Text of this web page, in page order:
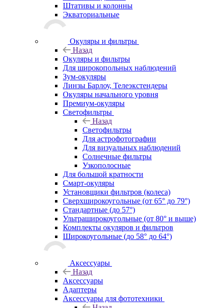
Штативы и колонны
Экваториальные
Окуляры и фильтры
Назад
Окуляры и фильтры
Для широкопольных наблюдений
Зум-окуляры
Линзы Барлоу, Телеэкстендеры
Окуляры начального уровня
Премиум-окуляры
Светофильтры
Назад
Светофильтры
Для астрофотографии
Для визуальных наблюдений
Солнечные фильтры
Узкополосные
Для большой кратности
Смарт-окуляры
Установщики фильтров (колеса)
Сверхширокоугольные (от 65° до 79°)
Стандартные (до 57°)
Ультраширокоугольные (от 80° и выше)
Комплекты окуляров и фильтров
Широкоугольные (до 58° до 64°)
Аксессуары
Назад
Аксессуары
Адаптеры
Аксессуары для фототехники